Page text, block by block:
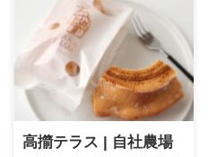
きのとや バームクーヘンSを
実食レビュー。北海道産素材
を使用したしっとり食感が魅
力の人気バームクーヘンで
す。実際に食べた感想や味わ
い、お取り寄せ方法について
高擶テラス | 自社農場